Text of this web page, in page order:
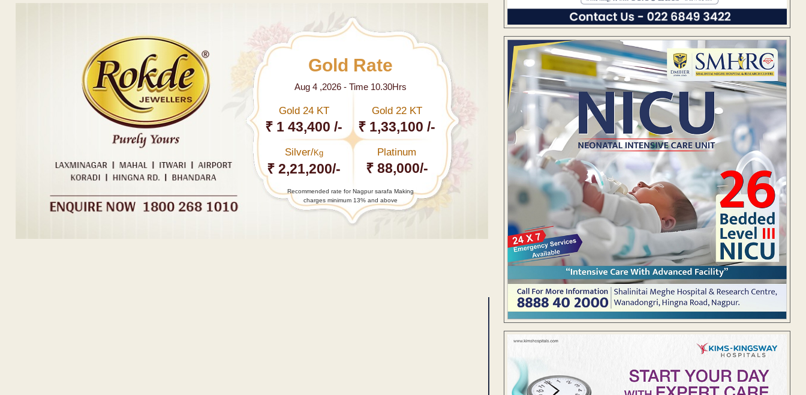
Gold Rate
Aug 4 ,2026 - Time 10.30Hrs
Gold 24 KT
₹ 1 43,400 /-
Gold 22 KT
₹ 1,33,100 /-
Silver/Kg
₹ 2,21,200/-
Platinum
₹ 88,000/-
Recommended rate for Nagpur sarafa Making
charges minimum 13% and above